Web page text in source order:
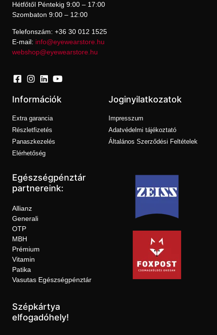
Hétfőtől Péntekig 9:00 – 17:00
Szombaton 9:00 – 12:00
Telefonszám: +36 30 012 1525
E-mail: info@eyewearstore.hu
webshop@eyewearstore.hu
Információk
Extra garancia
Részletfizetés
Panaszkezelés
Elérhetőség
Joginyilatkozatok
Impresszum
Adatvédelmi tájékoztató
Általános Szerződési Feltételek
Egészségpénztár
partnereink:
Allianz
Generali
OTP
MBH
Prémium
Vitamin
Patika
Vasutas Egészségpénztár
Szépkártya
elfogadóhely!